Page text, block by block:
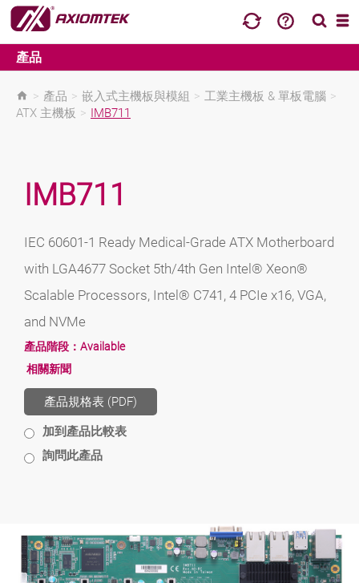
產品
> 產品 > 嵌入式主機板與模組 > 工業主機板 & 單板電腦 >
ATX 主機板 > IMB711
IMB711
IEC 60601-1 Ready Medical-Grade ATX Motherboard
with LGA4677 Socket 5th/4th Gen Intel® Xeon®
Scalable Processors, Intel® C741, 4 PCIe x16, VGA,
and NVMe
產品階段： Available
相關新聞
產品規格表 (PDF)
加到產品比較表
詢問此產品